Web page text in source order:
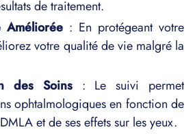
de traitement.
: En protégeant votre
votre qualité de vie malgré la
des Soins: Le suivi permet
ophtalmologiques en fonction de
et de ses effets sur les yeux.